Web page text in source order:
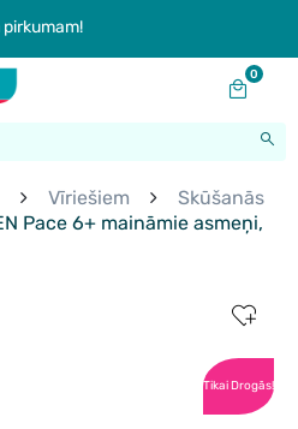
0
Vīriešiem
Skūšanās
Pace 6+ maināmie asmeņi,
Tikai Drogās!